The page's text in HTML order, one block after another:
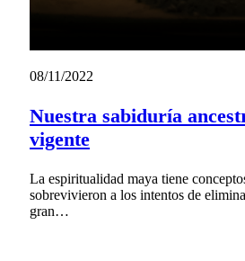
08/11/2022
Nuestra sabiduría
vigente
La espiritualidad maya tiene
sobrevivieron a los intentos de
gran…